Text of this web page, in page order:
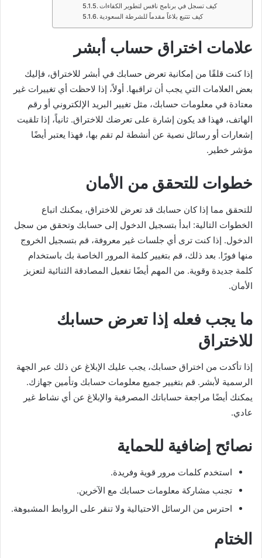
كيف تسجل في برنامج نافس لتطوير الكفاءات
كيف تتتبع بلاغاً مقدماً للشرطة السعودية
علامات اختراق حساب أبشر
إذا كنت قلقًا من إمكانية تعرض حسابك في أبشر للاختراق، فإليك
بعض العلامات التي يجب أن تراقبها. أولاً، إذا لاحظت أي تغييرات غير
معتادة في معلومات حسابك، مثل تغيير البريد الإلكتروني أو رقم
الهاتف، فهذا قد يكون إشارة على تعرضك للاختراق. ثانياً، إذا تلقيت
إشعارات أو رسائل نصية عن أنشطة لم تقم بها، فهذا يعتبر أيضًا
مؤشر خطير.
خطوات للتحقق من الأمان
للتحقق مما إذا كان حسابك قد تعرض للاختراق، يمكنك اتباع
الخطوات التالية: ابدأ بتسجيل الدخول إلى حسابك وتحقق من سجل
الدخول. إذا كنت ترى أي جلسات غير معروفة، قم بتسجيل الخروج
منها فورًا. بعد ذلك، قم بتغيير كلمة المرور الخاصة بك باستخدام
كلمة جديدة وقوية. من المهم أيضًا تفعيل المصادقة الثنائية لتعزيز
الأمان.
ما يجب فعله إذا تعرض حسابك
للاختراق
إذا تأكدت من اختراق حسابك، يجب عليك الإبلاغ عن ذلك عبر الجهة
الرسمية لأبشر. قم بتغيير جميع معلومات حسابك وتأمين جهازك.
يمكنك أيضًا مراجعة حساباتك المصرفية والإبلاغ عن أي نشاط غير
عادي.
نصائح إضافية للحماية
استخدم كلمات مرور قوية وفريدة.
تجنب مشاركة معلومات حسابك مع الآخرين.
احترس من الرسائل الاحتيالية ولا تنقر على الروابط المشبوهة.
الختام